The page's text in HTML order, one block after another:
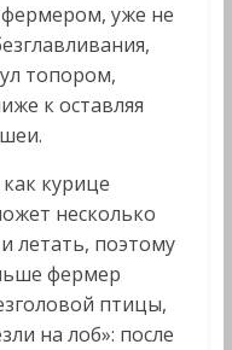
уже не
топором,
к оставляя
курице
несколько
летать, поэтому
фермер
птицы,
на лоб»: после